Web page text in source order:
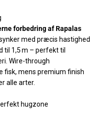
forbedring af Rapalas
med præcis hastighed
til 1,5 m – perfekt til
Wire-through
fisk, mens premium finish
alle arter.
hugzone